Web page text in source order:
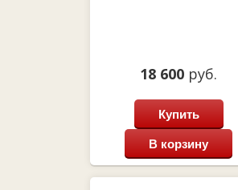
18 600 руб.
Купить
В корзину